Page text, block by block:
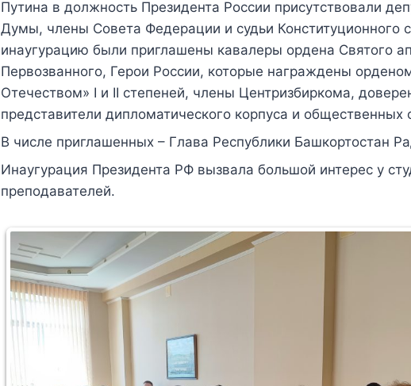
Путина в должность Президента России присутствовали
Думы, члены Совета Федерации и судьи Конституционного
инаугурацию были приглашены кавалеры ордена Святого
Первозванного, Герои России, которые награждены
Отечеством» I и II степеней, члены Центризбиркома,
представители дипломатического корпуса и общественных
В числе приглашенных – Глава Республики Башкортостан
Инаугурация Президента РФ вызвала большой интерес у
преподавателей.